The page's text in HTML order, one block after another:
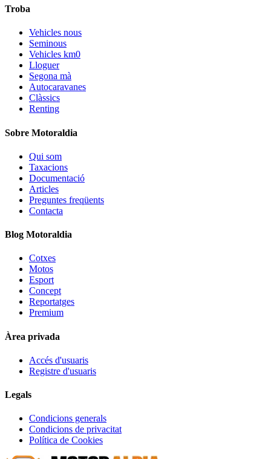
Troba
Vehicles nous
Seminous
Vehicles km0
Lloguer
Segona mà
Autocaravanes
Clàssics
Renting
Sobre Motoraldia
Qui som
Taxacions
Documentació
Articles
Preguntes freqüents
Contacta
Blog Motoraldia
Cotxes
Motos
Esport
Concept
Reportatges
Premium
Àrea privada
Accés d'usuaris
Registre d'usuaris
Legals
Condicions generals
Condicions de privacitat
Política de Cookies